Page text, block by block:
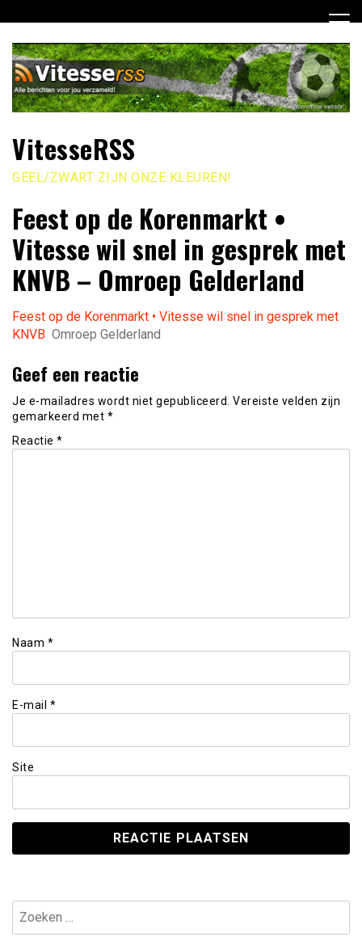
naar
inhoud
VitesseRSS
GEEL/ZWART ZIJN ONZE KLEUREN!
Feest op de Korenmarkt •
Vitesse wil snel in gesprek met
KNVB – Omroep Gelderland
Feest op de Korenmarkt • Vitesse wil snel in gesprek met
KNVB Omroep Gelderland
Geef een reactie
Je e-mailadres wordt niet gepubliceerd. Vereiste velden zijn
gemarkeerd met *
Reactie *
Naam *
E-mail *
Site
Zoeken
naar: